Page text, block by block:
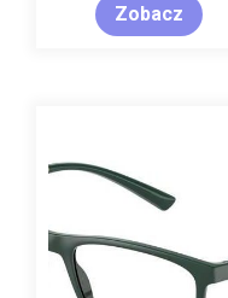
Zobacz